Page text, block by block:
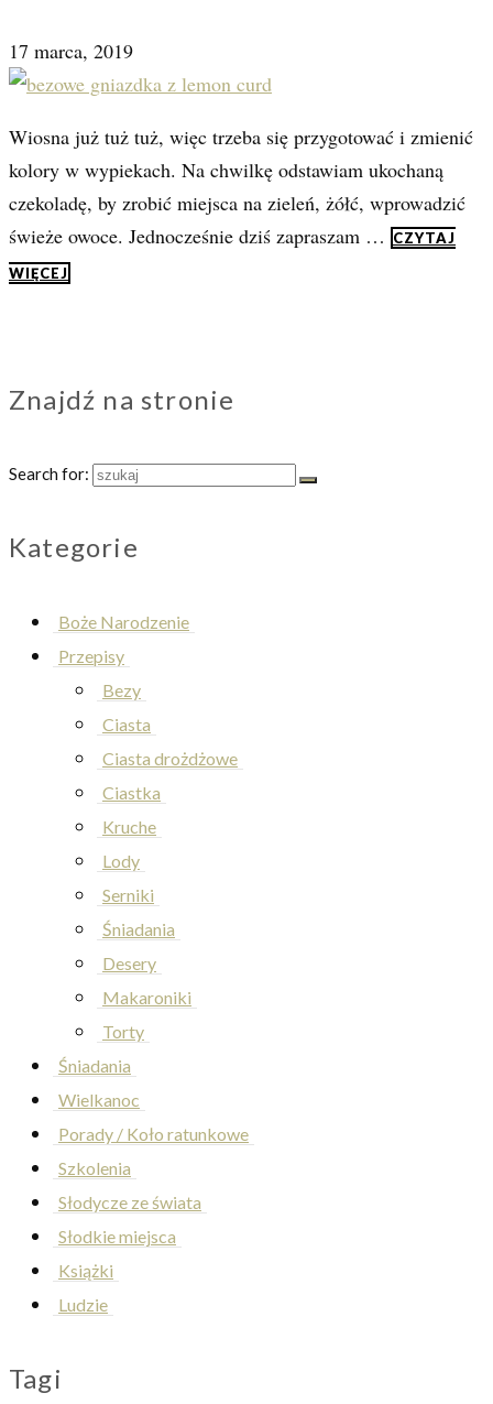
17 marca, 2019
Wiosna już tuż tuż, więc trzeba się przygotować i zmienić
kolory w wypiekach. Na chwilkę odstawiam ukochaną
czekoladę, by zrobić miejsca na zieleń, żółć, wprowadzić
świeże owoce. Jednocześnie dziś zapraszam …
CZYTAJ
WIĘCEJ
Znajdź na stronie
Search for:
Kategorie
Boże Narodzenie
Przepisy
Bezy
Ciasta
Ciasta drożdżowe
Ciastka
Kruche
Lody
Serniki
Śniadania
Desery
Makaroniki
Torty
Śniadania
Wielkanoc
Porady / Koło ratunkowe
Szkolenia
Słodycze ze świata
Słodkie miejsca
Książki
Ludzie
Tagi